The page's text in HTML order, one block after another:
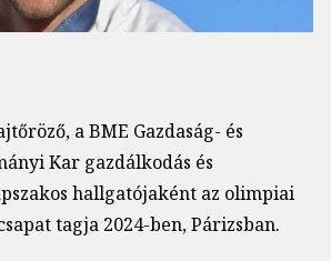
a BME Gazdaság- és
Kar gazdálkodás és
hallgatójaként az olimpiai
tagja 2024-ben, Párizsban.